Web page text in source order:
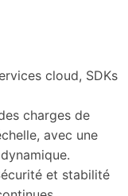
cloud, SDKs
charges de
avec une
et stabilité